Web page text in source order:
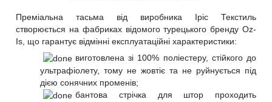
Преміальна тасьма від виробника Іріс Текстиль
створюється на фабриках відомого турецького бренду Oz-
Is, що гарантує відмінні експлуатаційні характеристики:
виготовлена зі 100% поліестеру, стійкого до
ультрафіолету, тому не жовтіє та не руйнується під
дією сонячних променів;
бантова стрічка для штор проходить